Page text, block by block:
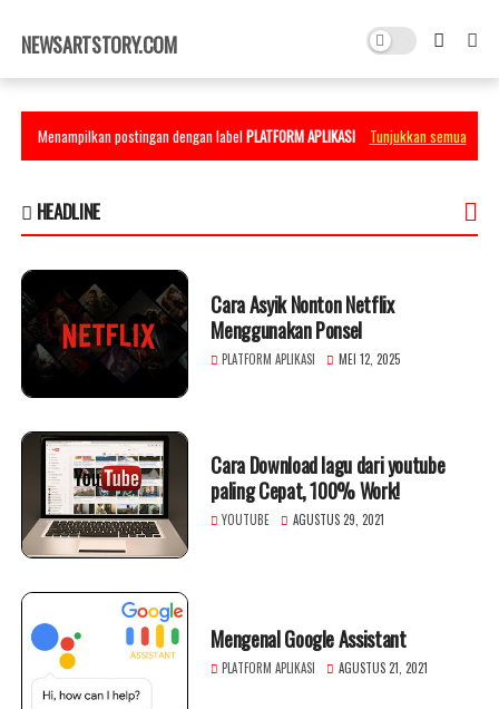
×
NEWSARTSTORY.COM
Menampilkan postingan dengan labelPLATFORM APLIKASI Tunjukkan semua
HEADLINE
Cara Asyik Nonton Netflix
Menggunakan Ponsel
PLATFORM APLIKASI MEI 12, 2025
Cara Download lagu dari youtube
paling Cepat, 100% Work!
YOUTUBE AGUSTUS 29, 2021
Mengenal Google Assistant
PLATFORM APLIKASI AGUSTUS 21, 2021